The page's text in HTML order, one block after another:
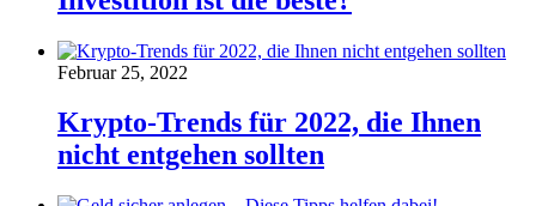
Februar 25, 2022
Krypto-Trends für 2022, die Ihnen
nicht entgehen sollten